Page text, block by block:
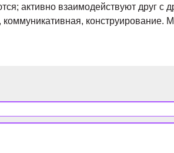
активно взаимодействуют друг с